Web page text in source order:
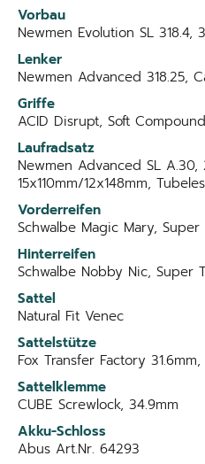
Vorbau
Newmen Evolution SL 318.4,
Lenker
Newmen Advanced 318.25,
Griffe
ACID Disrupt, Soft Compound
Laufradsatz
Newmen Advanced SL
15x110mm/12x148mm,
Vorderreifen
Schwalbe Magic Mary,
Hinterreifen
Schwalbe Nobby Nic, Super
Sattel
Natural Fit Venec
Sattelstütze
Fox Transfer Factory
Sattelklemme
CUBE Screwlock, 34.9mm
Akku-Schloss
Abus Art.Nr. 64293